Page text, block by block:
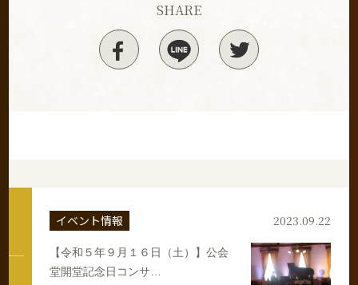
SHARE
イベント情報
【令和５年９月１６日（土）】公会
堂開堂記念日コンサ…
2023.09.22